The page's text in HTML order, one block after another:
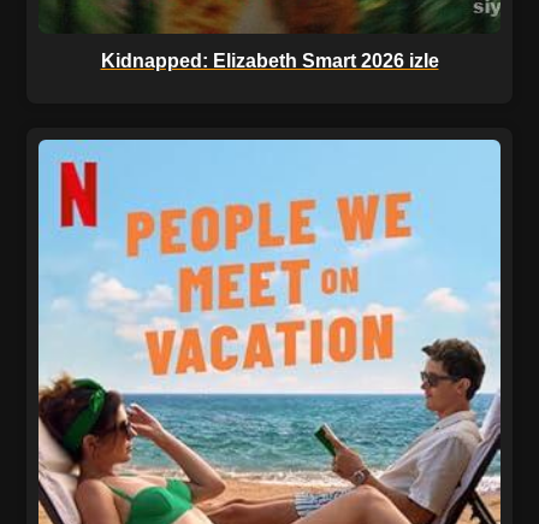
Kidnapped: Elizabeth Smart 2026 izle